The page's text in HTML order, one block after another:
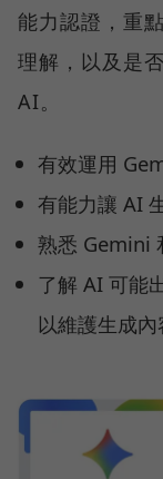
能力認證，重
理解，以及是
AI。
有效運用
有能力讓 AI
熟悉 Gemini
了解 AI 可能
以維護生成